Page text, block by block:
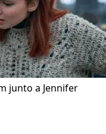
junto a Jennifer